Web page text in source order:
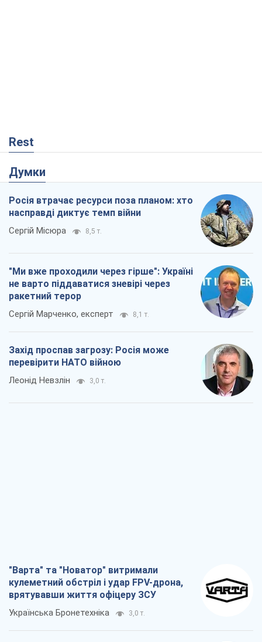
Rest
Думки
Росія втрачає ресурси поза планом: хто
насправді диктує темп війни
Сергій Місюра 8,5 т.
"Ми вже проходили через гірше": Україні
не варто піддаватися зневірі через
ракетний терор
Сергій Марченко, експерт 8,1 т.
Захід проспав загрозу: Росія може
перевірити НАТО війною
Леонід Невзлін 3,0 т.
"Варта" та "Новатор" витримали
кулеметний обстріл і удар FPV-дрона,
врятувавши життя офіцеру ЗСУ
Українська Бронетехніка 3,0 т.